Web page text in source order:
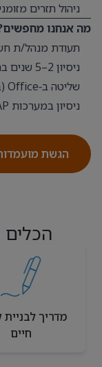
ניהול תזרים
מה אנחנו
תעודת מנהל/ת חשבונות
ניסיון 2–5 שנים בתחום – יתרון משמעותי
שליטה ב‑Office (בדגש על Excel) -חובה
ניסיון במערכות ERP – Priority / SAP- יתרון משמעותי
הגשת
מדריך לבניית
חיים